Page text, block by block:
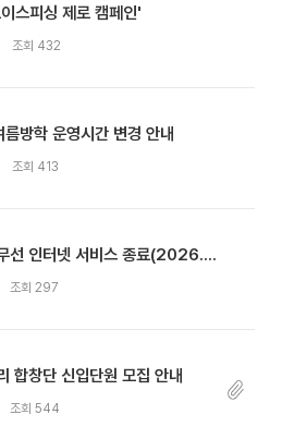
스피싱 제로 캠페인'
조회 432
방학 운영시간 변경 안내
조회 413
보안 장비 교체에 따른 유·무선 인터넷 서비스 종료(2026.07.07(화) 17:00~18:30) 안내
조회 297
합창단 신입단원 모집 안내
조회 544